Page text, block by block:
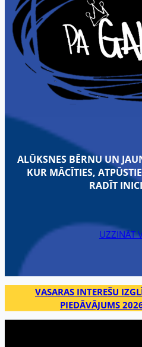
ALŪKSNES BĒRNU UN
KUR MĀCĪTIES,
RADĪT
UZZINĀT
VASARAS INTEREŠU
PIEDĀVĀJUMS